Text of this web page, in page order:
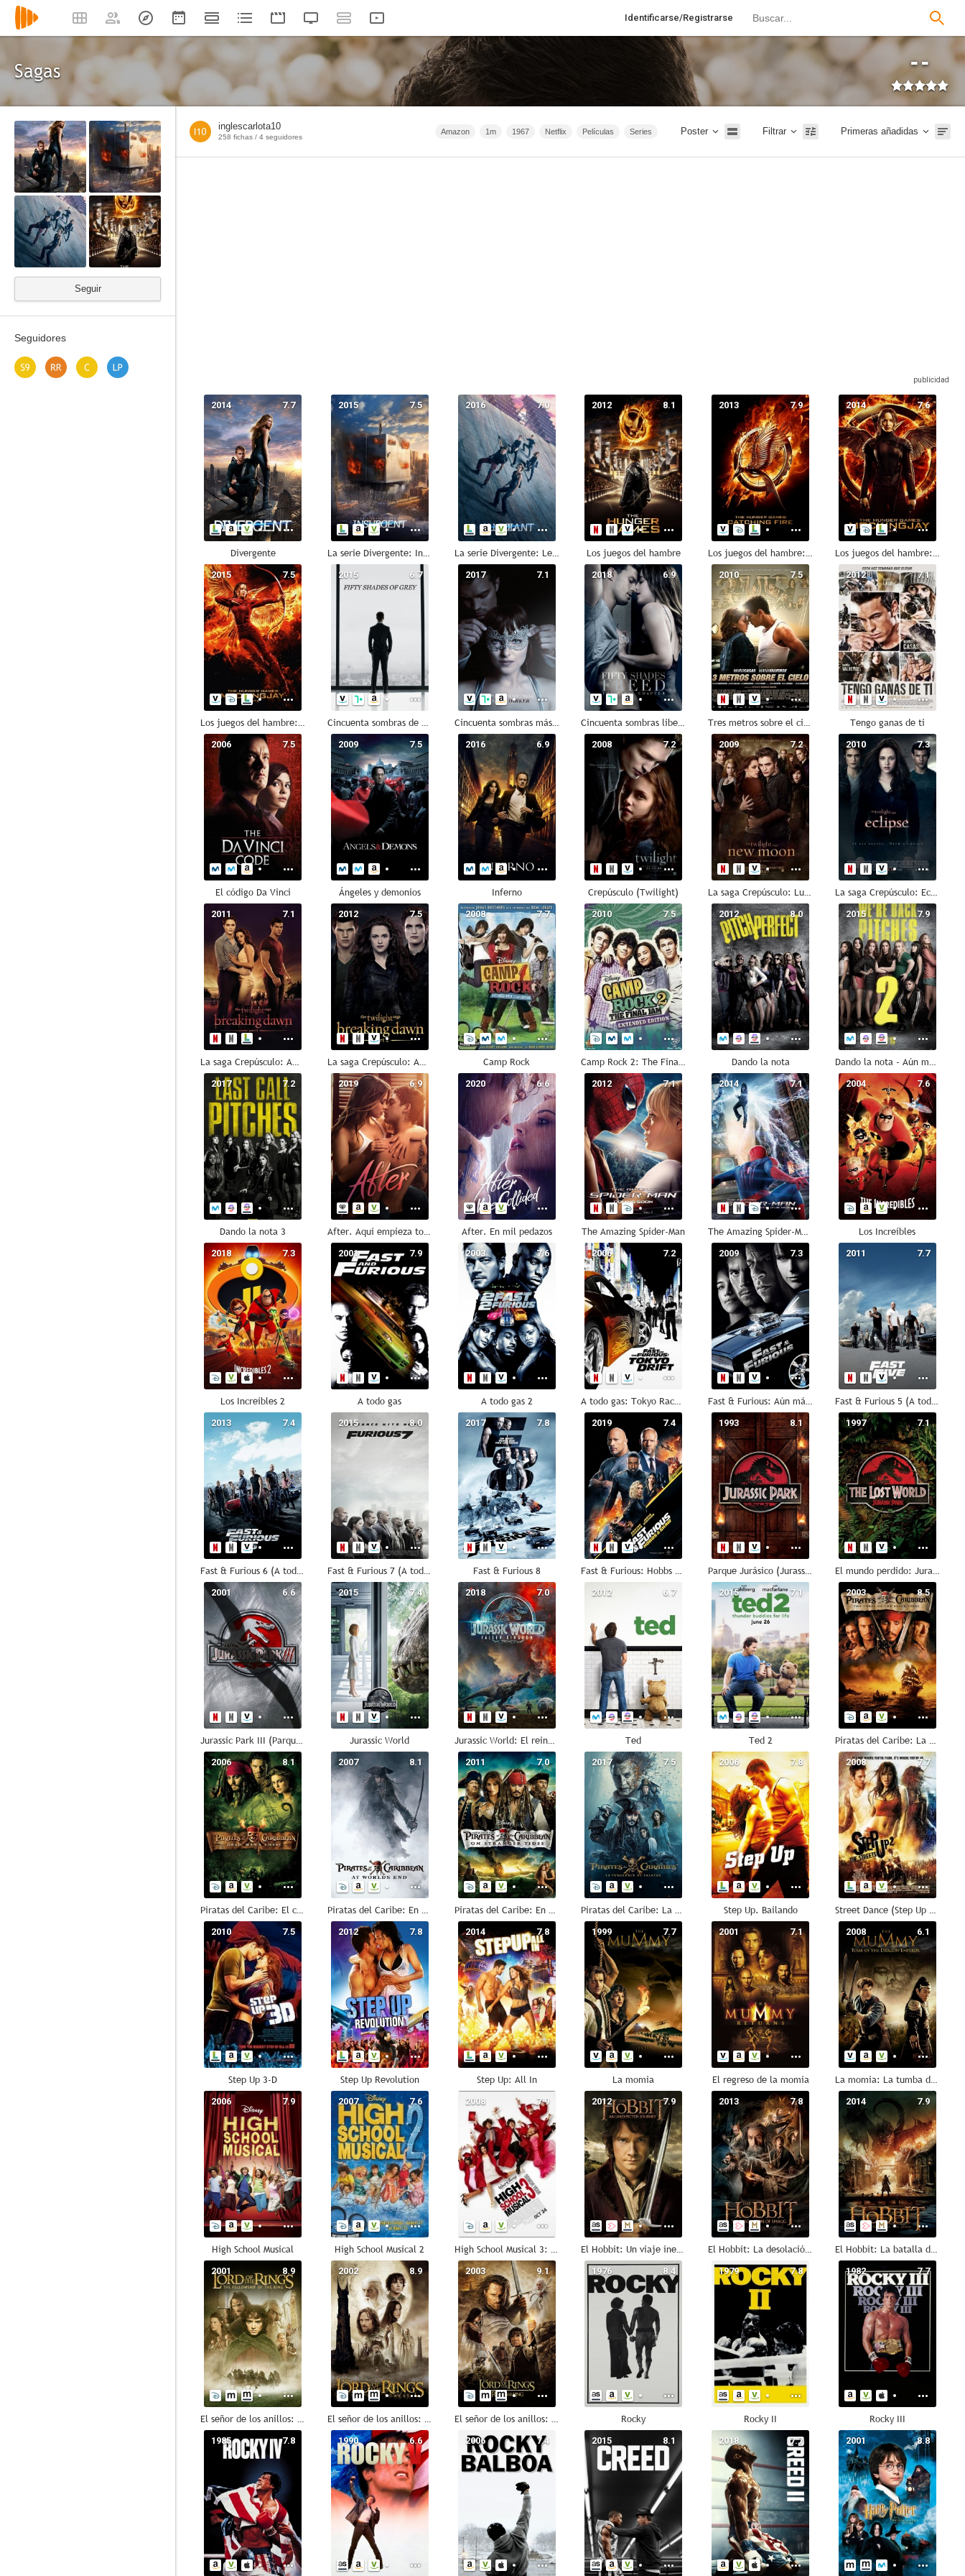
Identificarse/Registrarse
Sagas --
Seguir
Seguidores
inglescarlota10
258 fichas / 4 seguidores
Series
Películas
Netflix
1967
1m
Amazon Poster Filtrar Primeras añadidas
7.7
2014
Divergente
7.5
2015
La serie Divergente: Insurgente
7.0
2016
La serie Divergente: Leal
8.1
2012
Los juegos del hambre
7.9
2013
Los juegos del hambre: En llamas
7.6
2014
Los juegos del hambre: Sinsajo. Parte 1
7.5
2015
Los juegos del hambre: Sinsajo. Parte 2
6.7
2015
Cincuenta sombras de Grey
7.1
2017
Cincuenta sombras más oscuras
6.9
2018
Cincuenta sombras liberadas
7.5
2010
Tres metros sobre el cielo
7.1
2012
Tengo ganas de ti
7.5
2006
El código Da Vinci
7.5
2009
Ángeles y demonios
6.9
2016
Inferno
7.2
2008
Crepúsculo (Twilight)
7.2
2009
La saga Crepúsculo: Luna nueva
7.3
2010
La saga Crepúsculo: Eclipse
7.1
2011
La saga Crepúsculo: Amanecer - Parte 1
7.5
2012
La saga Crepúsculo: Amanecer - Parte 2
7.7
2008
Camp Rock
7.5
2010
Camp Rock 2: The Final Jam
8.0
2012
Dando la nota
7.9
2015
Dando la nota - Aún más alto
7.2
2017
Dando la nota 3
6.9
2019
After. Aquí empieza todo
6.6
2020
After. En mil pedazos
7.1
2012
The Amazing Spider-Man
7.1
2014
The Amazing Spider-Man 2: El poder de Electro
7.6
2004
Los Increíbles
7.3
2018
Los Increíbles 2
7.9
2001
A todo gas
7.6
2003
A todo gas 2
7.2
2006
A todo gas: Tokyo Race (A todo gas 3)
7.3
2009
Fast & Furious: Aún más rápido (A todo gas 4)
7.7
2011
Fast & Furious 5 (A todo gas 5)
7.4
2013
Fast & Furious 6 (A todo gas 6)
8.0
2015
Fast & Furious 7 (A todo gas 7)
7.8
2017
Fast & Furious 8
7.4
2019
Fast & Furious: Hobbs & Shaw
8.1
1993
Parque Jurásico (Jurassic Park)
7.1
1997
El mundo perdido: Jurassic Park
6.6
2001
Jurassic Park III (Parque Jurásico III)
7.4
2015
Jurassic World
7.0
2018
Jurassic World: El reino caído
6.7
2012
Ted
7.1
2015
Ted 2
8.5
2003
Piratas del Caribe: La maldición de la Perla Negra
8.1
2006
Piratas del Caribe: El cofre del hombre muerto
8.1
2007
Piratas del Caribe: En el fin del mundo
7.0
2011
Piratas del Caribe: En mareas misteriosas
7.5
2017
Piratas del Caribe: La venganza de Salazar
7.8
2006
Step Up. Bailando
7.7
2008
Street Dance (Step Up 2 the Streets)
7.5
2010
Step Up 3-D
7.8
2012
Step Up Revolution
7.8
2014
Step Up: All In
7.7
1999
La momia
7.1
2001
El regreso de la momia
6.1
2008
La momia: La tumba del emperador Dragón (La momia 3)
7.9
2006
High School Musical
7.6
2007
High School Musical 2
7.9
2008
High School Musical 3: Fin de curso
7.9
2012
El Hobbit: Un viaje inesperado
7.8
2013
El Hobbit: La desolación de Smaug
7.9
2014
El Hobbit: La batalla de los cinco ejércitos
8.9
2001
El señor de los anillos: La comunidad del anillo
8.9
2002
El señor de los anillos: Las dos torres
9.1
2003
El señor de los anillos: El retorno del rey
8.4
1976
Rocky
7.8
1979
Rocky II
7.7
1982
Rocky III
7.8
1985 6.6
1990 7.4
2006 8.1
2015 7.7
2018 8.8
2001